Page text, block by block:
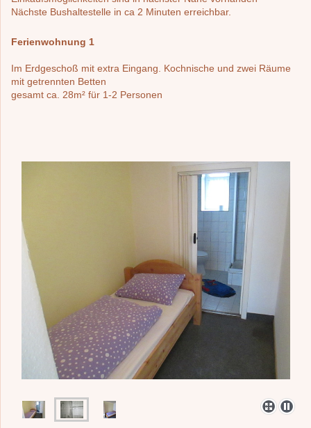
Nächste Bushaltestelle in ca 2 Minuten erreichbar.
Ferienwohnung 1
Im Erdgeschoß mit extra Eingang. Kochnische und zwei Räume
mit getrennten Betten
gesamt ca. 28m² für 1-2 Personen